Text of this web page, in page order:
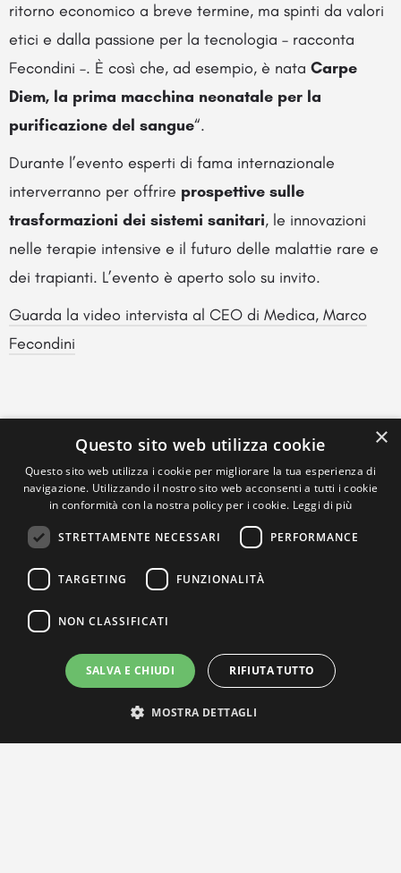
ritorno economico a breve termine, ma spinti da valori
etici e dalla passione per la tecnologia – racconta
Fecondini –. È così che, ad esempio, è nata Carpe
Diem, la prima macchina neonatale per la
purificazione del sangue“.
Durante l’evento esperti di fama internazionale
interverranno per offrire prospettive sulle
trasformazioni dei sistemi sanitari, le innovazioni
nelle terapie intensive e il futuro delle malattie rare e
dei trapianti. L’evento è aperto solo su invito.
Guarda la video intervista al CEO di Medica, Marco
Fecondini
×
Questo sito web utilizza cookie
Questo sito web utilizza i cookie per migliorare la tua esperienza di
navigazione. Utilizzando il nostro sito web acconsenti a tutti i cookie
in conformità con la nostra policy per i cookie. Leggi di più
STRETTAMENTE NECESSARI PERFORMANCE
TARGETING FUNZIONALITÀ
NON CLASSIFICATI
SALVA E CHIUDI RIFIUTA TUTTO
MOSTRA DETTAGLI